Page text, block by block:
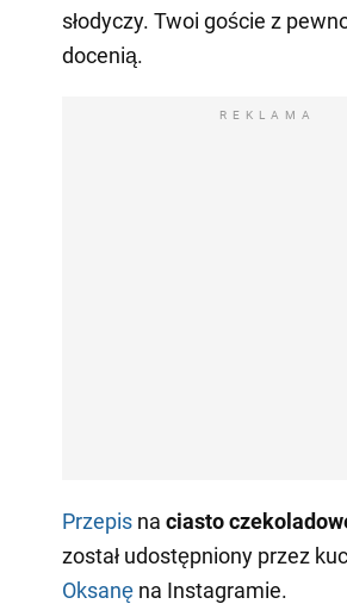
słodyczy. Twoi goście z
docenią.
REKLAMA
Przepisna ciasto
został udostępniony przez
Oksanęna Instagramie.